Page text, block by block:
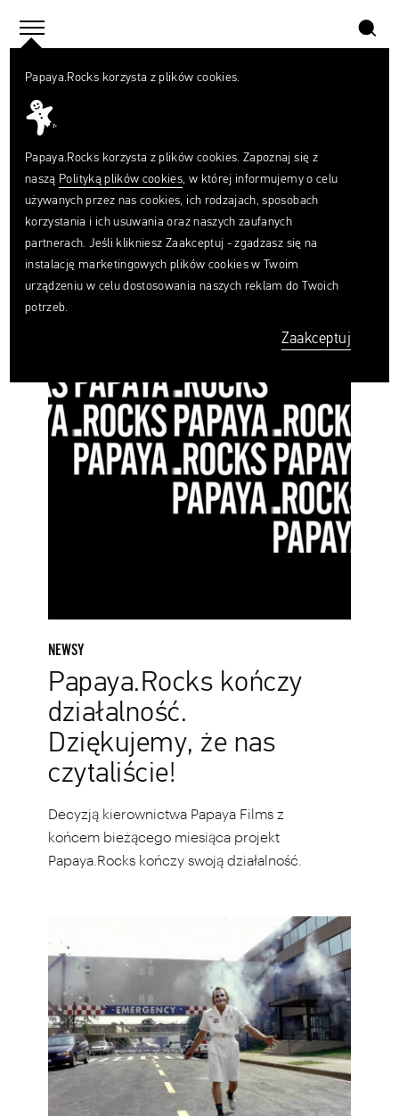
menu
szukaj
Papaya.Rocks
Papaya.Rocks
kończy
działalność.
czytaliście!
NEWSY
Papaya.Rocks kończy
działalność.
Dziękujemy, że nas
czytaliście!
Decyzją kierownictwa Papaya Films z
końcem bieżącego miesiąca projekt
Papaya.Rocks kończy swoją działalność.
nie
było
scenariuszu.
10
nieplanowanych
momentów,
Papaya.Rocks korzysta z plików cookies.
Papaya.Rocks korzysta z plików cookies. Zapoznaj się z
naszą Polityką plików cookies, w której informujemy o celu
używanych przez nas cookies, ich rodzajach, sposobach
korzystania i ich usuwania oraz naszych zaufanych
partnerach. Jeśli klikniesz Zaakceptuj - zgadzasz się na
instalację marketingowych plików cookies w Twoim
urządzeniu w celu dostosowania naszych reklam do Twoich
potrzeb.
Zaakceptuj
Czego
szukasz?